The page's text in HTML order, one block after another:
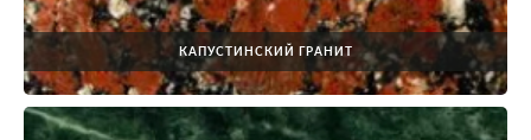
КАПУСТИНСКИЙ ГРАНИТ